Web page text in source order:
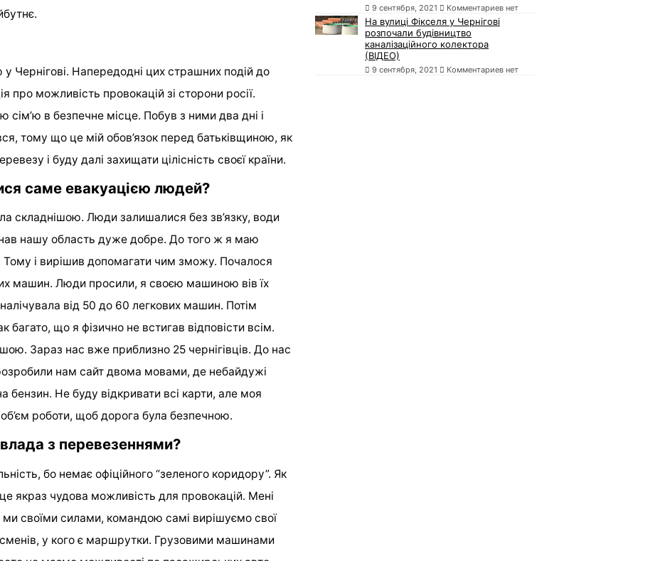
у Чернігові. Напередодні цих страшних подій до
можливість провокацій зі сторони росії.
сім’ю в безпечне місце. Побув з ними два дні і
тому що це мій обов’язок перед батьківщиною, як
і буду далі захищати цілісність своєї країни.
саме евакуацією людей?
складнішою. Люди залишалися без зв’язку, води
нашу область дуже добре. До того ж я маю
Тому і вирішив допомагати чим зможу. Почалося
машин. Люди просили, я своєю машиною вів їх
від 50 до 60 легкових машин. Потім
багато, що я фізично не встигав відповісти всім.
Зараз нас вже приблизно 25 чернігівців. До нас
нам сайт двома мовами, де небайдужі
Не буду відкривати всі карти, але моя
роботи, щоб дорога була безпечною.
з перевезеннями?
бо немає офіційного “зеленого коридору”. Як
якраз чудова можливість для провокацій. Мені
своїми силами, командою самі вирішуємо свої
у кого є маршрутки. Грузовими машинами
9 сентября, 2021 Комментариев нет
На вулиці Фікселя у Чернігові
розпочали будівництво
каналізаційного колектора
(ВІДЕО)
9 сентября, 2021 Комментариев нет